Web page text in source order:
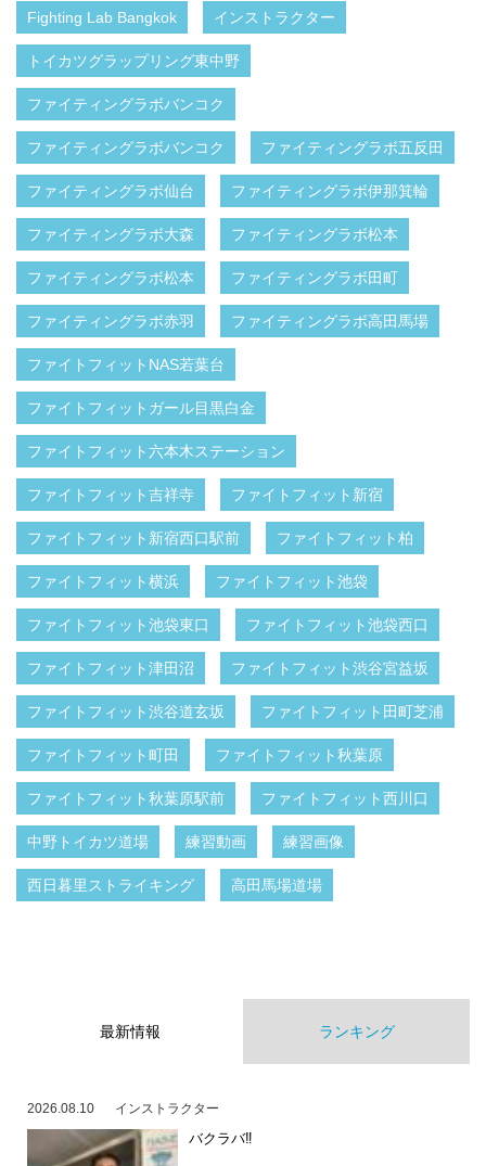
Fighting Lab Bangkok インストラクター
トイカツグラップリング東中野
ファイティングラボバンコク
ファイティングラボバンコク ファイティングラボ五反田
ファイティングラボ仙台 ファイティングラボ伊那箕輪
ファイティングラボ大森 ファイティングラボ松本
ファイティングラボ松本 ファイティングラボ田町
ファイティングラボ赤羽 ファイティングラボ高田馬場
ファイトフィットNAS若葉台
ファイトフィットガール目黒白金
ファイトフィット六本木ステーション
ファイトフィット吉祥寺 ファイトフィット新宿
ファイトフィット新宿西口駅前 ファイトフィット柏
ファイトフィット横浜 ファイトフィット池袋
ファイトフィット池袋東口 ファイトフィット池袋西口
ファイトフィット津田沼 ファイトフィット渋谷宮益坂
ファイトフィット渋谷道玄坂 ファイトフィット田町芝浦
ファイトフィット町田 ファイトフィット秋葉原
ファイトフィット秋葉原駅前 ファイトフィット西川口
中野トイカツ道場 練習動画 練習画像
西日暮里ストライキング 高田馬場道場
最新情報 ランキング
2026.08.10 インストラクター
バクラバ‼️